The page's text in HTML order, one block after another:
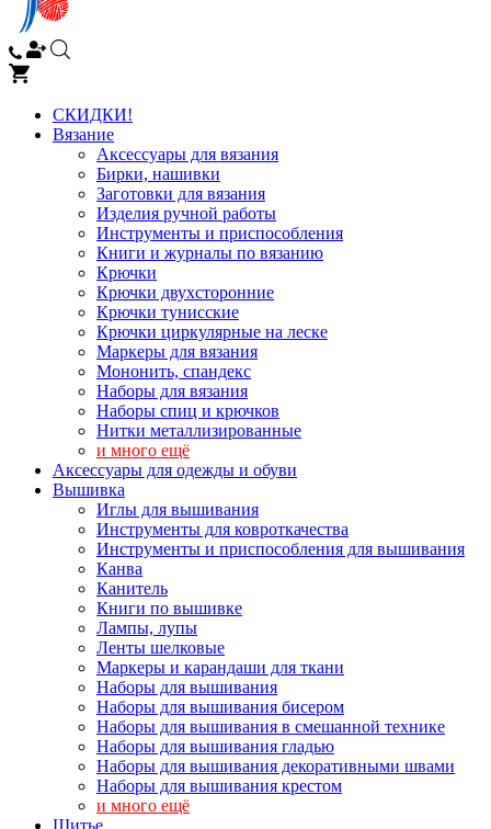
СКИДКИ!
Вязание
Аксессуары для вязания
Бирки, нашивки
Заготовки для вязания
Изделия ручной работы
Инструменты и приспособления
Книги и журналы по вязанию
Крючки
Крючки двухсторонние
Крючки тунисские
Крючки циркулярные на леске
Маркеры для вязания
Мононить, спандекс
Наборы для вязания
Наборы спиц и крючков
Нитки металлизированные
и много ещё
Аксессуары для одежды и обуви
Вышивка
Иглы для вышивания
Инструменты для ковроткачества
Инструменты и приспособления для вышивания
Канва
Канитель
Книги по вышивке
Лампы, лупы
Ленты шелковые
Маркеры и карандаши для ткани
Наборы для вышивания
Наборы для вышивания бисером
Наборы для вышивания в смешанной технике
Наборы для вышивания гладью
Наборы для вышивания декоративными швами
Наборы для вышивания крестом
и много ещё
Шитье